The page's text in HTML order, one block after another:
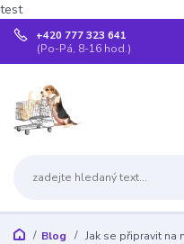
test
+420 777 323 641
(Po-Pá, 8-16 hod.)
Blog Jak se připravit na